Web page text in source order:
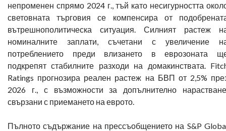
непроменен спрямо 2024 г., тъй като несигурността
световната търговия се компенсира от
вътрешнополитическа ситуация. Силният растеж
номиналните заплати, съчетани с увеличение
потреблението преди влизането в еврозоната
подкрепят стабилните разходи на домакинствата.
Ratings прогнозира реален растеж на БВП от 2,5%
2026 г., с възможности за допълнително
свързани с приемането на еврото.
Пълното съдържание на прессъобщението на S&P